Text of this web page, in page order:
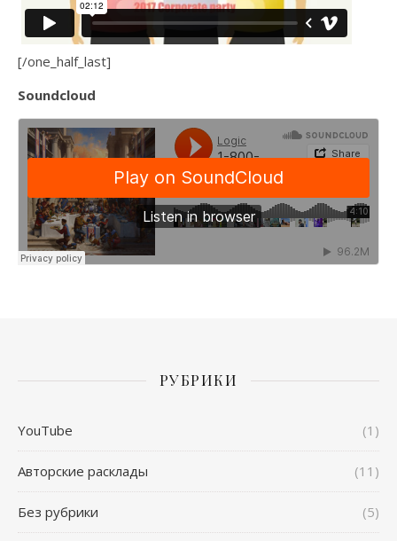
[/one_half_last]
Soundcloud
РУБРИКИ
YouTube (1)
Авторские расклады (11)
Без рубрики (5)